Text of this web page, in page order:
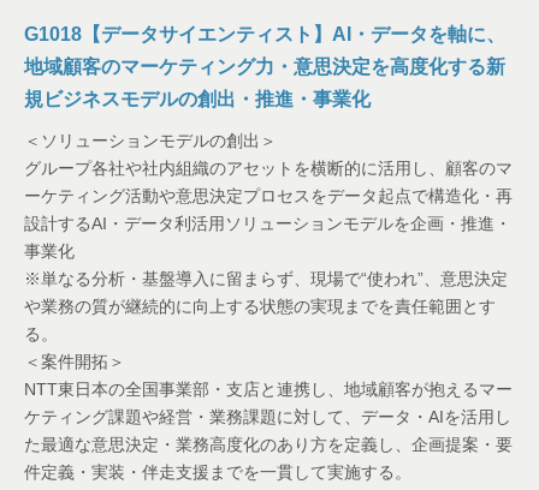
G1018【データサイエンティスト】AI・データを軸に、
地域顧客のマーケティング力・意思決定を高度化する新
規ビジネスモデルの創出・推進・事業化
＜ソリューションモデルの創出＞
グループ各社や社内組織のアセットを横断的に活用し、顧客のマ
ーケティング活動や意思決定プロセスをデータ起点で構造化・再
設計するAI・データ利活用ソリューションモデルを企画・推進・
事業化
※単なる分析・基盤導入に留まらず、現場で“使われ”、意思決定
や業務の質が継続的に向上する状態の実現までを責任範囲とす
る。
＜案件開拓＞
NTT東日本の全国事業部・支店と連携し、地域顧客が抱えるマー
ケティング課題や経営・業務課題に対して、データ・AIを活用し
た最適な意思決定・業務高度化のあり方を定義し、企画提案・要
件定義・実装・伴走支援までを一貫して実施する。